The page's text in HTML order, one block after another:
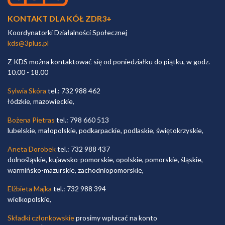
KONTAKT DLA KÓŁ ZDR3+
Koordynatorki Działalności Społecznej
kds@3plus.pl
Z KDS można kontaktować się od poniedziałku do piątku, w godz.
10.00 - 18.00
Sylwia Skóra tel.: 732 988 462
łódzkie, mazowieckie,
Bożena Pietras tel.: 798 660 513
lubelskie, małopolskie, podkarpackie, podlaskie, świętokrzyskie,
Aneta Dorobektel.: 732 988 437
dolnośląskie, kujawsko-pomorskie, opolskie, pomorskie, śląskie,
warmińsko-mazurskie, zachodniopomorskie,
Elżbieta Majka tel.: 732 988 394
wielkopolskie,
Składki członkowskieprosimy wpłacać na konto